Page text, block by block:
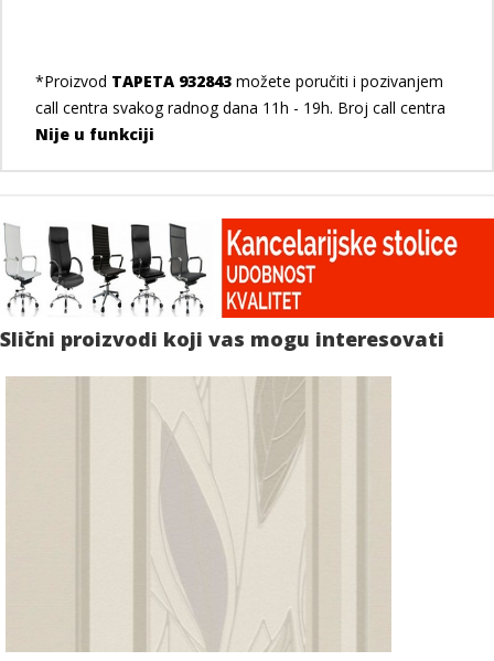
*Proizvod TAPETA 932843 možete poručiti i pozivanjem
call centra svakog radnog dana 11h - 19h. Broj call centra
Nije u funkciji
Slični proizvodi koji vas mogu interesovati